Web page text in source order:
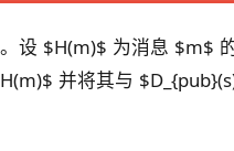
$H(m)$ 为消息 $m$
并将其与